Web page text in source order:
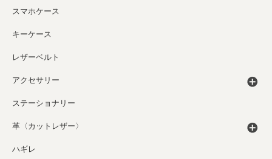
スマホケース
キーケース
レザーベルト
アクセサリー
ステーショナリー
革〈カットレザー〉
ハギレ